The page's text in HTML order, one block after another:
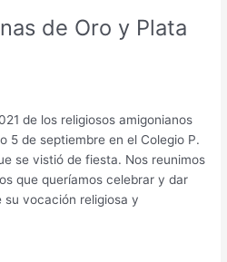
de Oro y Plata
de los religiosos amigonianos
5 de septiembre en el Colegio P.
se vistió de fiesta. Nos reunimos
que queríamos celebrar y dar
su vocación religiosa y